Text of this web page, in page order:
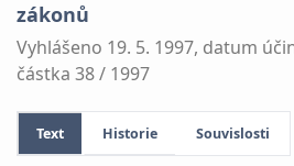
zákonů
Vyhlášeno 19. 5. 1997, datum
částka 38 / 1997
Text Historie Souvislosti